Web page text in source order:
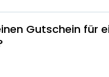
Gutschein für